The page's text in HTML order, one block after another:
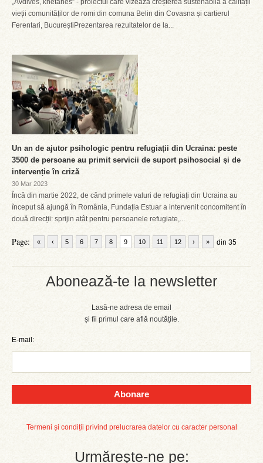
Abonează-te la newsletter
Lasă-ne adresa de email
și fii primul care află noutățile.
E-mail:
Abonare
Termeni și condiții privind prelucrarea datelor cu caracter personal
Urmărește-ne pe:
„Avdives, khetanes” - proiectul care vizează creșterea sustenabilă a calității
vieții comunităților de romi din comuna Belin din Covasna și cartierul
Ferentari, BucureștiPrezentarea rezultatelor de la...
Un an de ajutor psihologic pentru refugiații din Ucraina: peste
3500 de persoane au primit servicii de suport psihosocial și de
intervenție în criză
30 Mar 2023
Încă din martie 2022, de când primele valuri de refugiați din Ucraina au
început să ajungă în România, Fundația Estuar a intervenit concomitent în
două direcții: sprijin atât pentru persoanele refugiate,...
Page: « ‹ 5 6 7 8 9 10 11 12 din 35
› »